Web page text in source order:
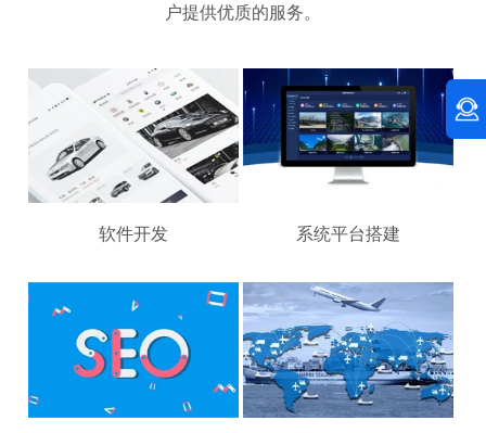
户提供优质的服务。
软件开发 系统平台搭建